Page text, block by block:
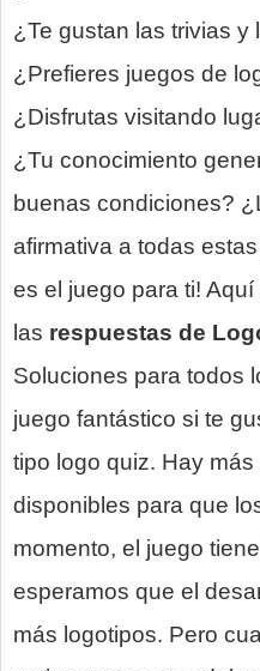
¿Te gustan las trivias y
¿Prefieres juegos de
¿Disfrutas visitando
¿Tu conocimiento
buenas condiciones?
afirmativa a todas
es el juego para ti!
las respuestas de
Soluciones para todos
juego fantástico si te
tipo logo quiz. Hay
disponibles para que
momento, el juego
esperamos que el
más logotipos. Pero